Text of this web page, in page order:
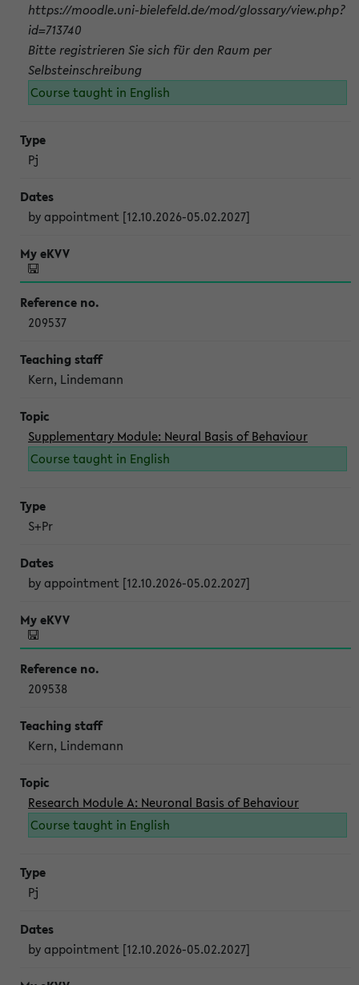
https://moodle.uni-bielefeld.de/mod/glossary/view.php?
id=713740
Bitte registrieren Sie sich für den Raum per
Selbsteinschreibung
Course taught in English
Pj
by appointment [12.10.2026-05.02.2027]
209537
Kern, Lindemann
Supplementary Module: Neural Basis of Behaviour
Course taught in English
S+Pr
by appointment [12.10.2026-05.02.2027]
209538
Kern, Lindemann
Research Module A: Neuronal Basis of Behaviour
Course taught in English
Pj
by appointment [12.10.2026-05.02.2027]